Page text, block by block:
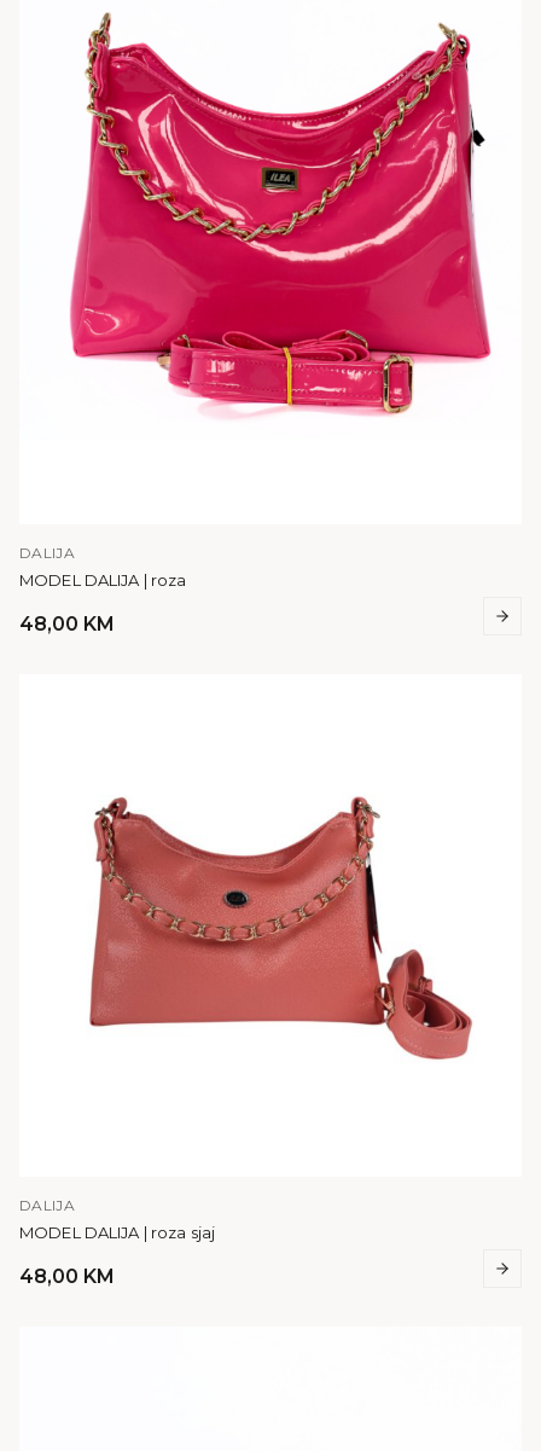
DALIJA
MODEL DALIJA | roza
48,00 KM
DALIJA
MODEL DALIJA | roza sjaj
48,00 KM